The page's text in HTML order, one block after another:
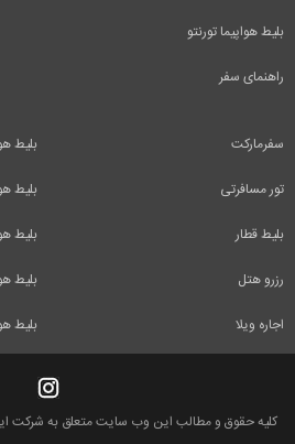
بلیط هواپیما تورنتو
راهنمای سفر
بلیط
بلیط
بلیط
بلیط
بلیط
سفرمارکت
تور مسافرتی
بلیط قطار
رزرو هتل
اجاره ویلا
کلیه حقوق و مطالب این وب سایت متعلق به شرکت